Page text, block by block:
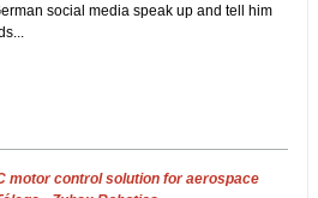
social media speak up and tell him
motor control solution for aerospace